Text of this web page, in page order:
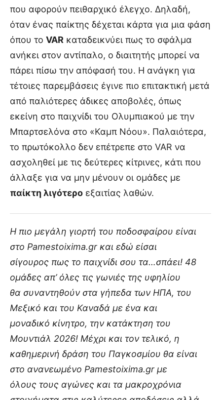
που αφορούν πειθαρχικό έλεγχο. Δηλαδή,
όταν ένας παίκτης δέχεται κάρτα για μια φάση
όπου το VAR καταδεικνύει πως το σφάλμα
ανήκει στον αντίπαλο, ο διαιτητής μπορεί να
πάρει πίσω την απόφασή του. Η ανάγκη για
τέτοιες παρεμβάσεις έγινε πιο επιτακτική μετά
από παλιότερες άδικες αποβολές, όπως
εκείνη στο παιχνίδι του Ολυμπιακού με την
Μπαρτσελόνα στο «Καμπ Νόου». Παλαιότερα,
το πρωτόκολλο δεν επέτρεπε στο VAR να
ασχοληθεί με τις δεύτερες κίτρινες, κάτι που
άλλαξε για να μην μένουν οι ομάδες με
παίκτη λιγότερο εξαιτίας λαθών.
Η πιο μεγάλη γιορτή του ποδοσφαίρου είναι
στο Pamestoixima.gr και εδώ είσαι
σίγουρος πως το παιχνίδι σου τα…σπάει! 48
ομάδες απ’ όλες τις γωνιές της υφηλίου
θα συναντηθούν στα γήπεδα των ΗΠΑ, του
Μεξικό και του Καναδά με ένα και
μοναδικό κίνητρο, την κατάκτηση του
Μουντιάλ 2026! Μέχρι και τον τελικό, η
καθημερινή δράση του Παγκοσμίου θα είναι
στο ανανεωμένο Pamestoixima.gr με
όλους τους αγώνες και τα μακροχρόνια